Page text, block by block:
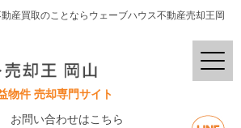
産買取のことならウェーブハウス不動産売却王岡
物件 売却専門サイト
お問い合わせはこちら